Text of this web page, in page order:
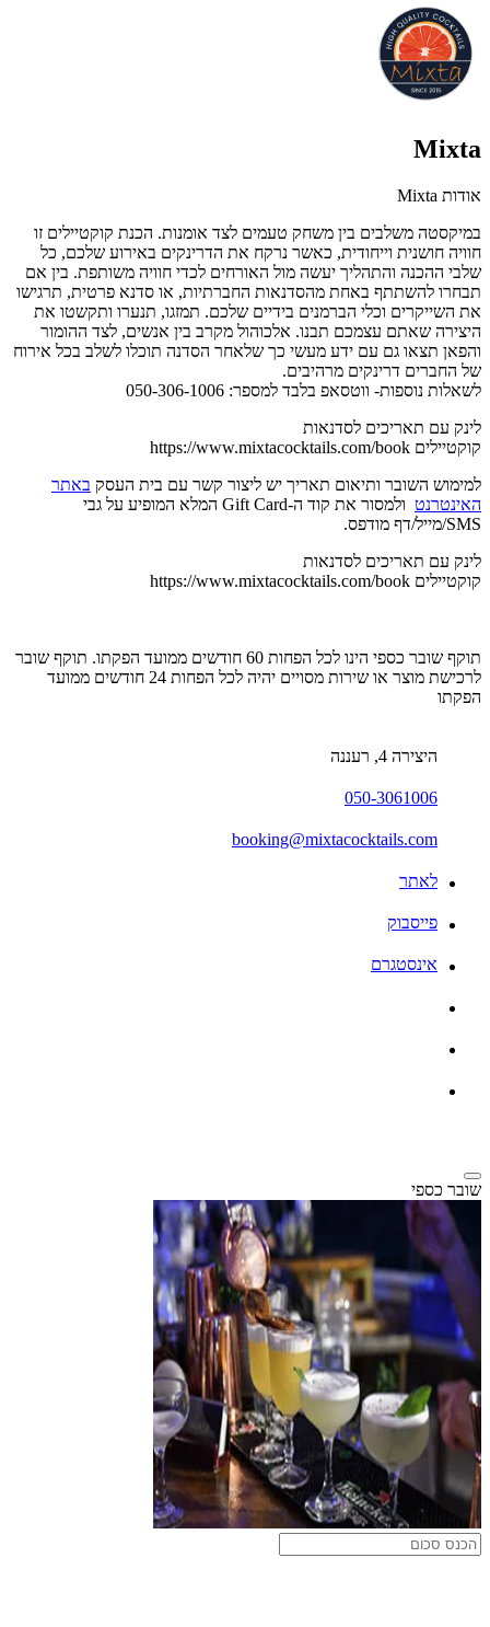
Mixta
אודות Mixta
במיקסטה משלבים בין משחק טעמים לצד אומנות. הכנת קוקטיילים זו
חוויה חושנית וייחודית, כאשר נרקח את הדרינקים באירוע שלכם, כל
שלבי ההכנה והתהליך יעשה מול האורחים לכדי חוויה משותפת. בין אם
תבחרו להשתתף באחת מהסדנאות החברתיות, או סדנא פרטית, תרגישו
את השייקרים וכלי הברמנים בידיים שלכם. תמזגו, תנערו ותקשטו את
היצירה שאתם עצמכם תבנו. אלכוהול מקרב בין אנשים, לצד ההומור
והפאן תצאו גם עם ידע מעשי כך שלאחר הסדנה תוכלו לשלב בכל אירוח
של החברים דרינקים מרהיבים.
לשאלות נוספות- ווטסאפ בלבד למספר: 050-306-1006
לינק עם תאריכים לסדנאות
קוקטיילים https://www.mixtacocktails.com/book
למימוש השובר ותיאום תאריך יש ליצור קשר עם בית העסק באתר
האינטרנט
ולמסור את קוד ה-Gift Card המלא המופיע על גבי
SMS/מייל/דף מודפס.
לינק עם תאריכים לסדנאות
קוקטיילים https://www.mixtacocktails.com/book
תוקף שובר כספי הינו לכל הפחות 60 חודשים ממועד הפקתו. תוקף שובר
לרכישת מוצר או שירות מסויים יהיה לכל הפחות 24 חודשים ממועד
הפקתו
היצירה 4, רעננה
050-3061006
booking@mixtacocktails.com
לאתר
פייסבוק
אינסטגרם
שובר כספי